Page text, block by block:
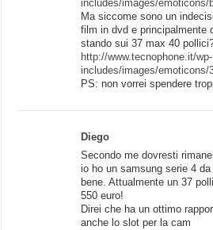
includes/images/emoticons/
Ma siccome sono un
film in dvd e principalmente
stando sui 37 max 40
http://www.tecnophone.it/wp-
includes/images/emoticons/
PS: non vorrei spendere
Diego
Secondo me dovresti
io ho un samsung serie 4
bene. Attualmente un 37
550 euro!
Direi che ha un ottimo
anche lo slot per la cam